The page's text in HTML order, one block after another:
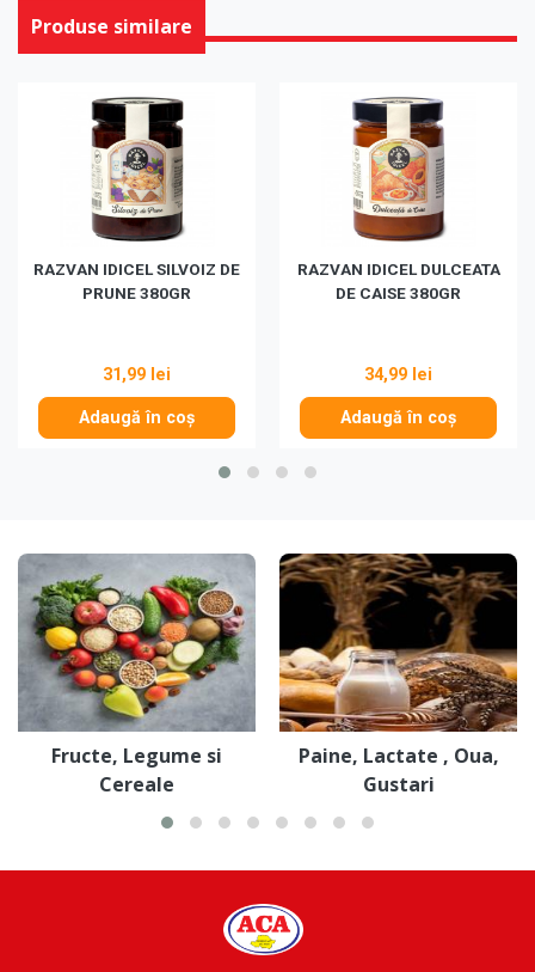
Produse similare
RAZVAN IDICEL SILVOIZ DE
PRUNE 380GR
31,99 lei
Adaugă în coș
RAZVAN IDICEL DULCEATA
DE CAISE 380GR
34,99 lei
Adaugă în coș
Fructe, Legume si
Cereale
Paine, Lactate , Oua,
Gustari